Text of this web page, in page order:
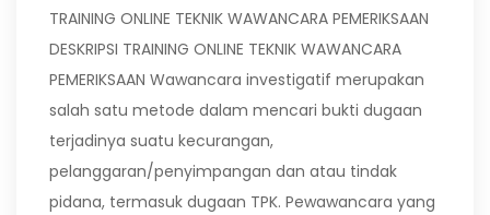
TRAINING ONLINE TEKNIK WAWANCARA PEMERIKSAAN
DESKRIPSI TRAINING ONLINE TEKNIK WAWANCARA
PEMERIKSAAN Wawancara investigatif merupakan
salah satu metode dalam mencari bukti dugaan
terjadinya suatu kecurangan,
pelanggaran/penyimpangan dan atau tindak
pidana, termasuk dugaan TPK. Pewawancara yang